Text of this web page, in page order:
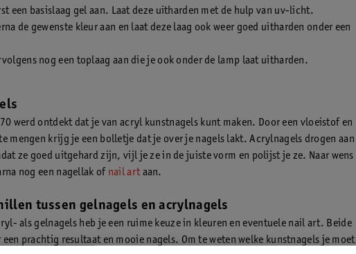
een basislaag gel aan. Laat deze uitharden met de hulp van uv-licht.
de gewenste kleur aan en laat deze laag ook weer goed uitharden onder een
nog een toplaag aan die je ook onder de lamp laat uitharden.
werd ontdekt dat je van acryl kunstnagels kunt maken. Door een vloeistof en
mengen krijg je een bolletje dat je over je nagels lakt. Acrylnagels drogen aan
ze goed uitgehard zijn, vijl je ze in de juiste vorm en polijst je ze. Naar wens
nog een nagellak of nail artaan.
tussen gelnagels en acrylnagels
als gelnagels heb je een ruime keuze in kleuren en eventuele nail art. Beide
prachtig resultaat en mooie nagels. Om te weten welke kunstnagels je moet